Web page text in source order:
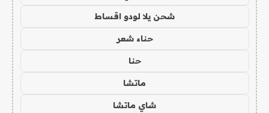
شحن يلا لودو اقساط
حناء شعر
حنا
ماتشا
شاي ماتشا